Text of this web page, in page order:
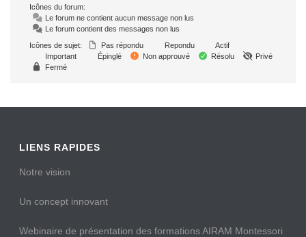
Icônes du forum:
Le forum ne contient aucun message non lus
Le forum contient des messages non lus
Icônes de sujet:
Pas répondu Repondu
Actif
Important
Épinglé Non approuvé Résolu
Privé
Fermé
LIENS RAPIDES
Notre vision
Un concept innovant
Webinaire de présentation des formations AIRAM Montessori